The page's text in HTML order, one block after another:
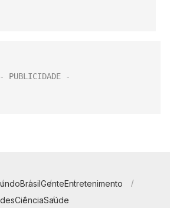
BrasilGenteEntretenimento
CiênciaSaúde